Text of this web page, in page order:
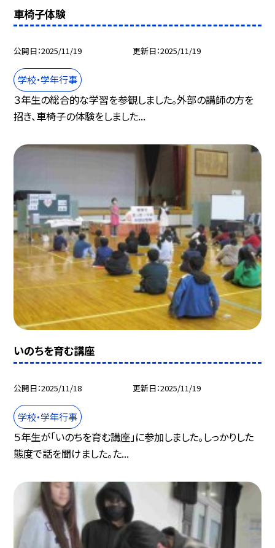
車椅子体験
公開日 2025/11/19 更新日 2025/11/19
学校・学年行事
３年生の総合的な学習を参観しました。外部の講師の方を
招き、車椅子の体験をしました...
いのちを育む講座
公開日 2025/11/18 更新日 2025/11/19
学校・学年行事
５年生が「いのちを育む講座」に参加しました。しっかりした
態度で話を聞けました。た...